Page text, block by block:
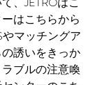
はこちらから
マッチングア
誘いをきっか
ブルの注意喚